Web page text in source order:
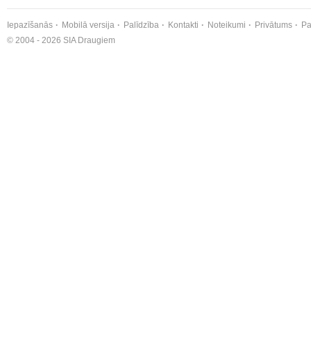
Iepazīšanās Mobilā versija Palīdzība Kontakti Noteikumi Privātums
© 2004 - 2026 SIA Draugiem